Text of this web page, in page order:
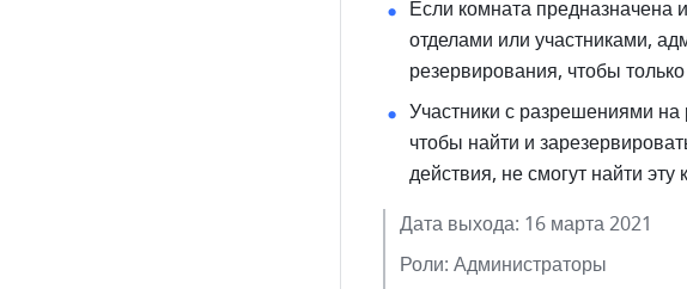
Если комната предназначена
отделами или участниками,
резервирования, чтобы
Участники с разрешениями на
чтобы найти и
действия, не смогут найти эту
Дата выхода: 16 марта 2021
Роли: Администраторы